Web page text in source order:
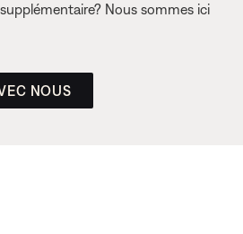
Nous sommes ici
NOUS